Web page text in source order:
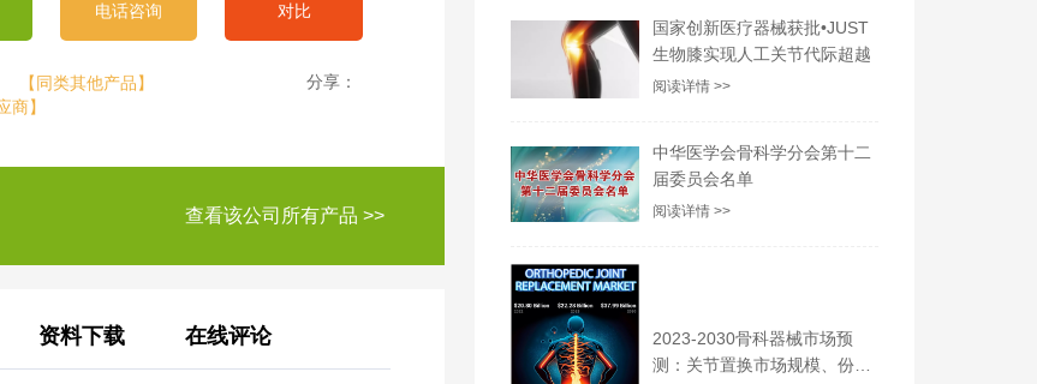
电话咨询 对比
【同类其他产品】
商】
分享：
查看该公司所有产品 >>
资料下载 在线评论
国家创新医疗器械获批•JUST
生物膝实现人工关节代际超越
阅读详情 >>
中华医学会骨科学分会第十二
届委员会名单
阅读详情 >>
2023-2030骨科器械市场预
测：关节置换市场规模、份额